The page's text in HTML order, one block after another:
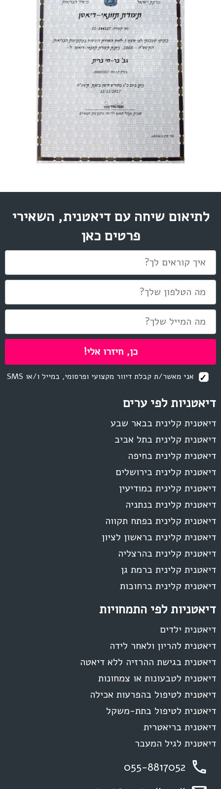
דיאטניות לפי ערים
דיאטנית קלינית בבאר שבע
דיאטנית קלינית בתל אביב
דיאטנית קלינית בחיפה
דיאטנית קלינית בירושלים
דיאטנית קלינית במודיעין
דיאטנית קלינית בנתניה
דיאטנית קלינית בפתח תקווה
דיאטנית קלינית בראשון לציון
דיאטנית קלינית בהרצליה
דיאטנית קלינית ברמת גן
דיאטנית קלינית ברחובות
דיאטניות לפי התמחויות
דיאטנית ילדים
דיאטנית להריון ולאחר לידה
דיאטנית בגישת ההרזיה ללא דיאטה
דיאטנית לטבעונות או צמחונות
דיאטנית לטיפול בהפרעות אכילה
דיאטנית לטיפול בתת-משקל
דיאטנית בריאטרית
דיאטנית לגיל המעבר
לתיאום שיחה עם דיאטנית, השאירי
פרטים כאן
אני מאשר/ת קבלת דיוור מקצועי ופרסומי, במייל ו/או SMS
055-8817052